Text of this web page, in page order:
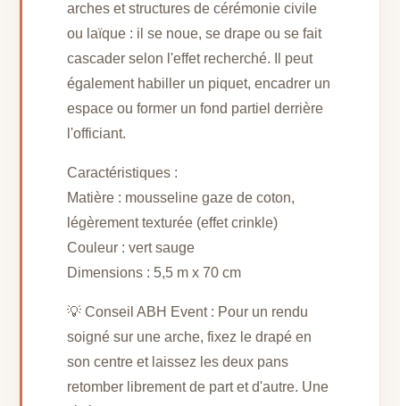
arches et structures de cérémonie civile
ou laïque : il se noue, se drape ou se fait
cascader selon l'effet recherché. Il peut
également habiller un piquet, encadrer un
espace ou former un fond partiel derrière
l'officiant.
Caractéristiques :
Matière : mousseline gaze de coton,
légèrement texturée (effet crinkle)
Couleur : vert sauge
Dimensions : 5,5 m x 70 cm
💡 Conseil ABH Event : Pour un rendu
soigné sur une arche, fixez le drapé en
son centre et laissez les deux pans
retomber librement de part et d'autre. Une